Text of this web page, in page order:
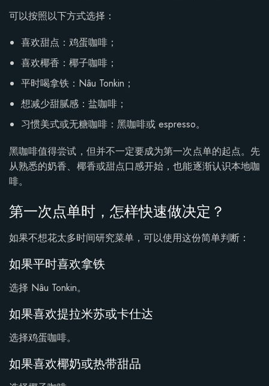
可以按照以下方式选择：
喜欢甜点：鸡蛋咖啡；
喜欢椰香：椰子咖啡；
平时喝拿铁：Nâu Tonkin；
想减少甜腻感：盐咖啡；
习惯美式或无糖咖啡：黑咖啡或 espresso。
黑咖啡值得尝试，但并不一定要成为第一次点单的起点。先
从熟悉的奶香、椰香或甜点口感开始，也能逐渐认识本地咖
啡。
第一次点单时，怎样快速做决定？
如果不想花太多时间研究菜单，可以使用这份简单判断：
如果平时喜欢拿铁
选择 Nâu Tonkin。
如果喜欢提拉米苏或卡仕达
选择鸡蛋咖啡。
如果喜欢椰奶或热带甜品